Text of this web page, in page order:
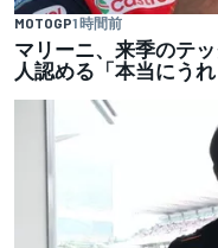
MOTOGP1 時間前
マリーニ、来季のテ
人認める「本当にうれ